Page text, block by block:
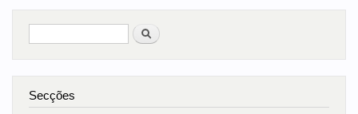
Pesquisar
Secções